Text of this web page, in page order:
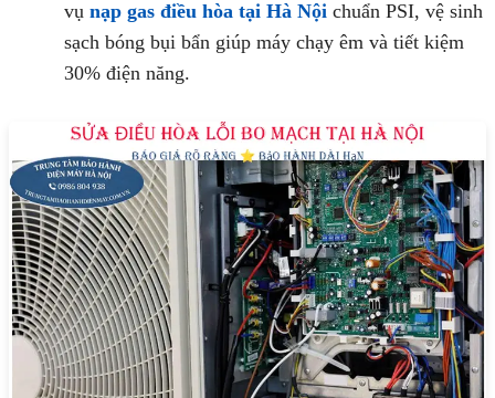
vụ nạp gas điều hòa tại Hà Nội chuẩn PSI, vệ sinh
sạch bóng bụi bẩn giúp máy chạy êm và tiết kiệm
30% điện năng.